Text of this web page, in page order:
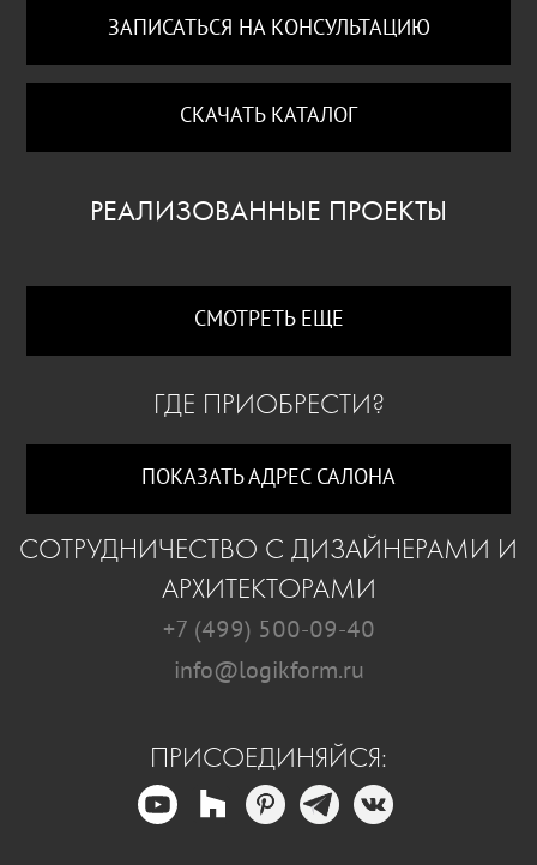
ЗАПИСАТЬСЯ НА КОНСУЛЬТАЦИЮ
СКАЧАТЬ КАТАЛОГ
РЕАЛИЗОВАННЫЕ ПРОЕКТЫ
СМОТРЕТЬ ЕЩЕ
ГДЕ ПРИОБРЕСТИ?
ПОКАЗАТЬ АДРЕС САЛОНА
СОТРУДНИЧЕСТВО С ДИЗАЙНЕРАМИ И
АРХИТЕКТОРАМИ
+7 (499) 500-09-40
info@logikform.ru
ПРИСОЕДИНЯЙСЯ: